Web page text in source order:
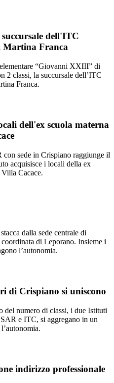
dell'ITC
Martina Franca
“Giovanni XXIII” di
2 classi, la succursale dell’ITC
Franca.
dell'ex scuola materna
con sede in Crispiano raggiunge il
acquisisce i locali della ex
Villa Cacace.
dalla sede centrale di
di Leporano. Insieme i
l’autonomia.
di Crispiano si uniscono
del numero di classi, i due Istituti
e ITC, si aggregano in un
indirizzo professionale